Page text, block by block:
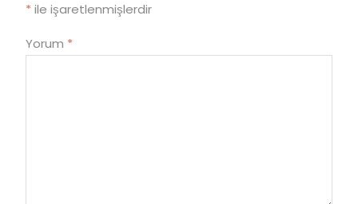
*ile işaretlenmişlerdir
Yorum *